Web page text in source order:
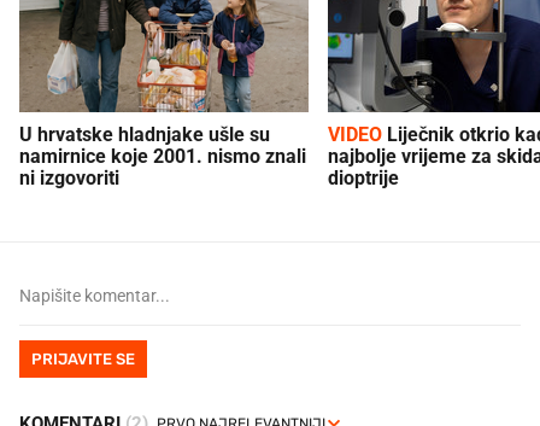
U hrvatske hladnjake ušle su
namirnice koje 2001. nismo znali
ni izgovoriti
VIDEO
najbolje vrijeme za
dioptrije
PRIJAVITE SE